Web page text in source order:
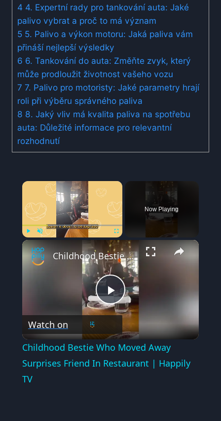
4 4. Expertní rady ‌pro tankování‌ auta:⁣ Jaké⁣
palivo vybrat a proč to má význam
5 5. Palivo a výkon motoru: Jaká paliva vám
přináší⁤ nejlepší výsledky
6 6. Tankování do ‌auta: Změňte zvyk, který
může prodloužit životnost vašeho‌ vozu
7 7. Palivo ​pro motoristy:​ Jaké parametry hrají
roli při výběru správného paliva
8 8. Jaký vliv má kvalita paliva ‌na spotřebu
auta: Důležité informace pro relevantní
rozhodnutí
×
Fullscreen
Now Playing
×
Play
Video
Childhood Bestie Who Moved Away Surprises Friend In Restaurant | Happily TV
Watch on
Childhood Bestie Who Moved Away
Surprises Friend In Restaurant | Happily
TV